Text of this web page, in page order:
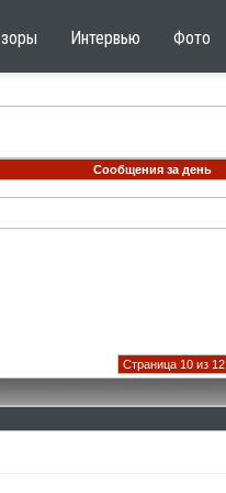
Интервью Фото
Сообщения за день
Страница 10 из 12